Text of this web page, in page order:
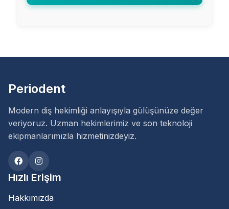
Periodent
Modern diş hekimliği anlayışıyla gülüşünüze değer
veriyoruz. Uzman hekimlerimiz ve son teknoloji
ekipmanlarımızla hizmetinizdeyiz.
Hızlı Erişim
Hakkımızda